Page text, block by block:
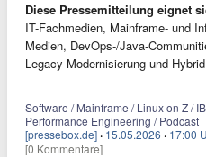
Diese Pressemitteilung eignet
IT-Fachmedien, Mainframe- und
Medien, DevOps-/Java-
Legacy-Modernisierung und
Software / Mainframe / Linux on Z /
Performance Engineering / Podcast
[pressebox.de] · 15.05.2026 · 17:00
[0 Kommentare]